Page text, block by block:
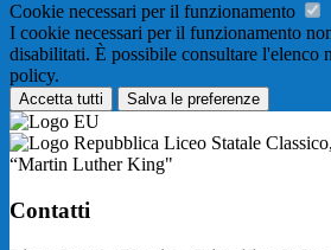
Cookie necessari per il funzionamento
I cookie necessari per il funzionamento
disabilitati. È possibile consultare l'elenco
policy.
Accetta tutti Salva le preferenze
Liceo Statale
“Martin Luther King"
Contatti